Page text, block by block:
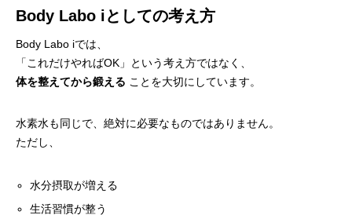
Body Labo iとしての考え方
Body Labo iでは、
「これだけやればOK」という考え方ではなく、
体を整えてから鍛える ことを大切にしています。
水素水も同じで、絶対に必要なものではありません。
ただし、
水分摂取が増える
生活習慣が整う